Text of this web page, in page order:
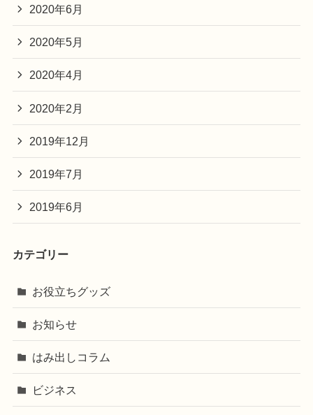
2020年6月
2020年5月
2020年4月
2020年2月
2019年12月
2019年7月
2019年6月
カテゴリー
お役立ちグッズ
お知らせ
はみ出しコラム
ビジネス